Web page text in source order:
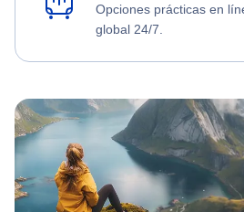
Opciones prácticas en
global 24/7.